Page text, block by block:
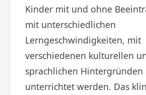
Kinder mit und ohne
mit unterschiedlichen
Lerngeschwindigkeiten, mit
verschiedenen kulturellen
sprachlichen Hintergründen
unterrichtet werden. Das